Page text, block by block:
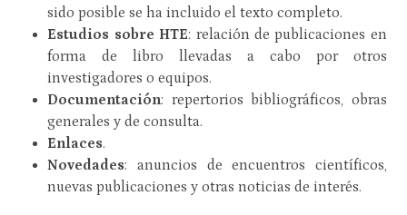
sido posible se ha incluido el texto completo.
Estudios sobre HTE: relación de publicaciones en
forma de libro llevadas a cabo por otros
investigadores o equipos.
Documentación: repertorios bibliográficos, obras
generales y de consulta.
Enlaces.
Novedades: anuncios de encuentros científicos,
nuevas publicaciones y otras noticias de interés.